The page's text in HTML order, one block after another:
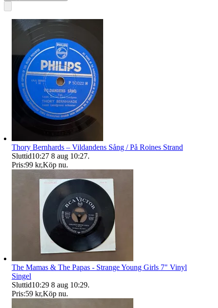
Thory Bernhards – Vildandens Sång / På Roines Strand
Sluttid10:27 8 aug 10:27.
Pris:99 kr,Köp nu.
The Mamas & The Papas - Strange Young Girls 7" Vinyl
Singel
Sluttid10:29 8 aug 10:29.
Pris:59 kr,Köp nu.